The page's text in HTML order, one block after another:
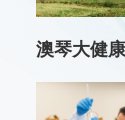
澳琴大健